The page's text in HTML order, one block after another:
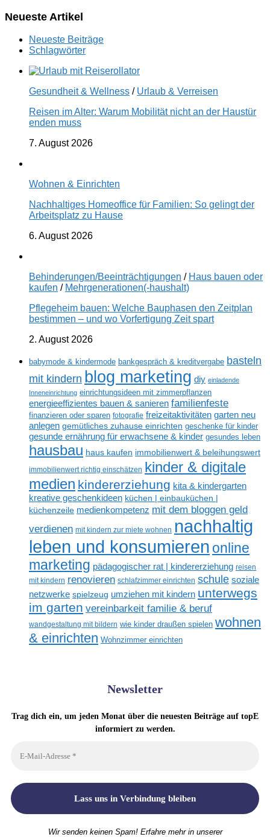
Neueste Artikel
Neueste Beiträge
Schlagwörter
Gesundheit & Wellness / Urlaub & Verreisen
Reisen im Alter: Warum Mobilität nicht an der Haustür
enden muss
7. August 2026
Wohnen & Einrichten
Nachhaltiges Homeoffice für Familien: So gelingt der
Arbeitsplatz zu Hause
6. August 2026
Behinderungen/Beeinträchtigungen / Haus bauen oder
kaufen / Mehrgenerationen(-haushalt)
Pflegeheim bauen: Welche Bauphasen den Zeitplan
bestimmen – und wo Vorfertigung Zeit spart
2. August 2026
babymode & kindermode bankgespräch & kreditvergabe basteln
mit kindern blog marketing diy einladende
Inneneinrichtung einrichtungsideen mit zimmerpflanzen
energieeffizientes bauen & sanieren familienfeste
finanzieren oder sparen fotografie freizeitaktivitäten garten neu
anlegen gemütliches zuhause einrichten geschenke für kinder
gesunde ernährung für erwachsene & kinder gesundes leben
hausbau haus kaufen immobilienwert & beleihungswert
immobilienwert richtig einschätzen kinder & digitale
medien kindererziehung kita & kindergarten
kreative geschenkideen küchen | einbauküchen |
küchenzeile medienkompetenz mit dem bloggen geld
verdienen mit kindern zur miete wohnen nachhaltig
leben und konsumieren online
marketing pädagogischer rat | kindererziehung reisen
mit kindern renovieren schlafzimmer einrichten schule soziale
netzwerke spielzeug umziehen mit kindern unterwegs
im garten vereinbarkeit familie & beruf
wandgestaltung mit bildern wie kinder draußen spielen wohnen
& einrichten Wohnzimmer einrichten
Newsletter
Trag dich ein, um jeden Monat über die neuesten Beiträge auf topE
informiert zu werden.
Wir senden keinen Spam! Erfahre mehr in unserer